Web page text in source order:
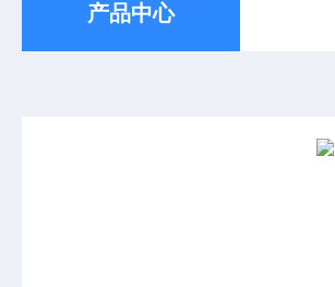
产品中心